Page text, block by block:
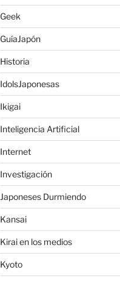
Geek
GuíaJapón
Historia
IdolsJaponesas
Ikigai
Inteligencia Artificial
Internet
Investigación
Japoneses Durmiendo
Kansai
Kirai en los medios
Kyoto